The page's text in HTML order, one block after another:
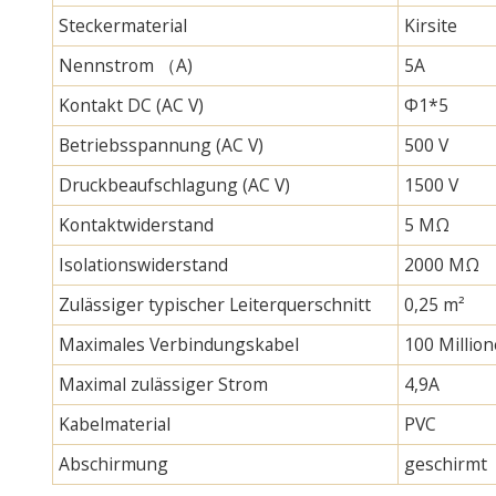
Steckermaterial
Kirsite
Nennstrom （A)
5A
Kontakt DC (AC V)
Φ1*5
Betriebsspannung (AC V)
500 V
Druckbeaufschlagung (AC V)
1500 V
Kontaktwiderstand
5 MΩ
Isolationswiderstand
2000 MΩ
Zulässiger typischer Leiterquerschnitt
0,25 m²
Maximales Verbindungskabel
100
Maximal zulässiger Strom
4,9A
Kabelmaterial
PVC
Abschirmung
geschirmt